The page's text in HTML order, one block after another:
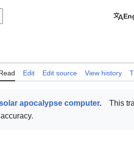
Edit Edit source View history
apocalypse computer.
This